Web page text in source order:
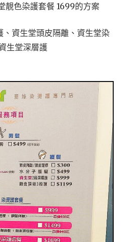
靚色染護套餐 1699的方案
、資生堂頭皮隔離、資生堂染
生堂深層護